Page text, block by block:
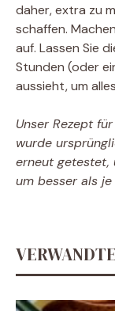
daher, extra zu
schaffen.
auf. Lassen Sie
Stunden (oder
aussieht, um
Unser Rezept
wurde
erneut getestet,
um besser als